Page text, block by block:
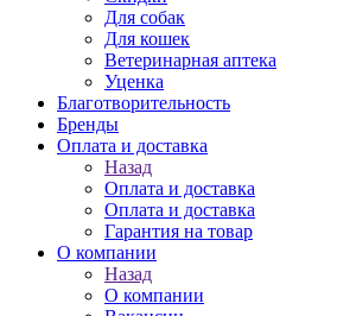
Для собак
Для кошек
Ветеринарная аптека
Уценка
Благотворительность
Бренды
Оплата и доставка
Назад
Оплата и доставка
Оплата и доставка
Гарантия на товар
О компании
Назад
О компании